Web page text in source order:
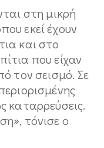
στη μικρή
εκεί έχουν
και στο
που είχαν
τον σεισμό. Σε
καταρρεύσεις.
τόνισε ο